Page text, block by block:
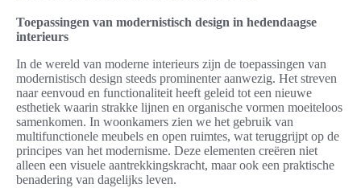
Toepassingen van modernistisch design in hedendaagse
interieurs
In de wereld van moderne interieurs zijn de toepassingen van
modernistisch design steeds prominenter aanwezig. Het streven
naar eenvoud en functionaliteit heeft geleid tot een nieuwe
esthetiek waarin strakke lijnen en organische vormen moeiteloos
samenkomen. In woonkamers zien we het gebruik van
multifunctionele meubels en open ruimtes, wat teruggrijpt op de
principes van het modernisme. Deze elementen creëren niet
alleen een visuele aantrekkingskracht, maar ook een praktische
benadering van dagelijks leven.